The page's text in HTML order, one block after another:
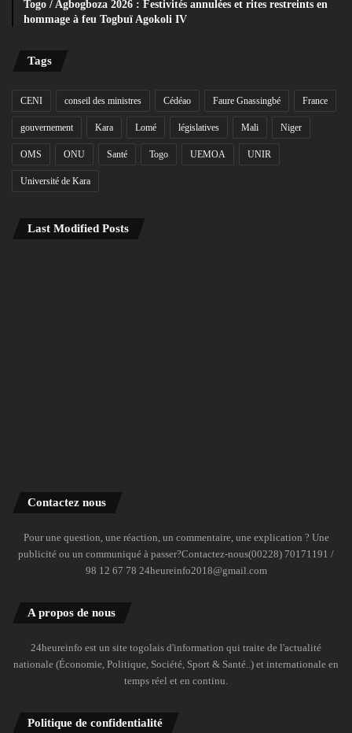
Togo / Agbogboza 2026 : Festivités annulées et rites restreints en
hommage à feu Togbuï Agokoli IV
Tags
CENI conseil des ministres Cédéao Faure Gnassingbé France
gouvernement Kara Lomé législatives Mali Niger
OMS ONU Santé Togo UEMOA UNIR
Université de Kara
Last Modified Posts
Contactez nous
Pour une question, une réaction, un commentaire, une explication ? Une
publicité ou un communiqué à passer?Contactez-nous(00228) 70171191 /
98 12 67 78 24heureinfo2018@gmail.com
A propos de nous
24heureinfo est un site togolais d'information qui traite de l'actualité
nationale (Économie, Politique, Société, Sport & Santé..) et internationale en
temps réel et en continu.
Politique de confidentialité